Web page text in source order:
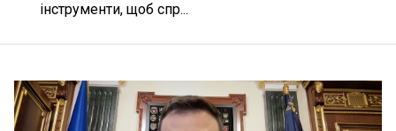
інструменти, щоб спр...